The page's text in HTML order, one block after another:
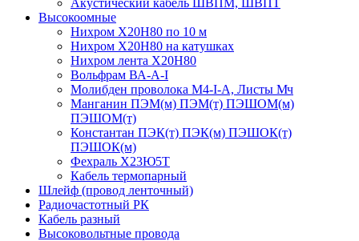
Акустический кабель ШВПМ, ШВПТ
Высокоомные
Нихром Х20Н80 по 10 м
Нихром Х20Н80 на катушках
Нихром лента Х20Н80
Вольфрам ВА-А-I
Молибден проволока М4-I-А, Листы Мч
Манганин ПЭМ(м) ПЭМ(т) ПЭШОМ(м)
ПЭШОМ(т)
Константан ПЭК(т) ПЭК(м) ПЭШОК(т)
ПЭШОК(м)
Фехраль Х23Ю5Т
Кабель термопарный
Шлейф (провод ленточный)
Радиочастотный РК
Кабель разный
Высоковольтные провода